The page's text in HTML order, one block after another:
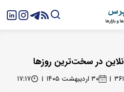
در سخت‌ترین روزها
۳۰ اردیبهشت ۱۴۰۵
۱۷:۱۷